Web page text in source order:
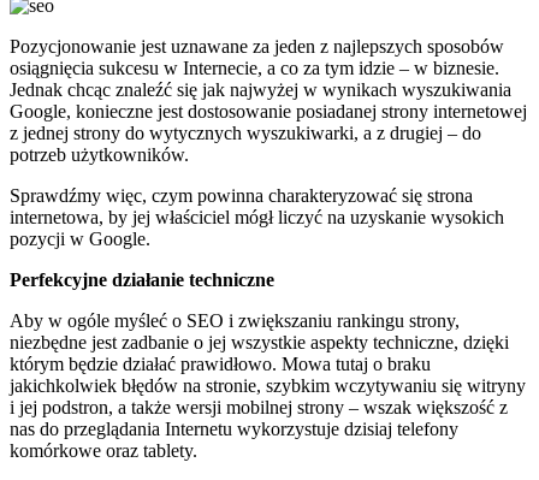
Pozycjonowanie jest uznawane za jeden z najlepszych sposobów
osiągnięcia sukcesu w Internecie, a co za tym idzie – w biznesie.
Jednak chcąc znaleźć się jak najwyżej w wynikach wyszukiwania
Google, konieczne jest dostosowanie posiadanej strony internetowej
z jednej strony do wytycznych wyszukiwarki, a z drugiej – do
potrzeb użytkowników.
Sprawdźmy więc, czym powinna charakteryzować się strona
internetowa, by jej właściciel mógł liczyć na uzyskanie wysokich
pozycji w Google.
Perfekcyjne działanie techniczne
Aby w ogóle myśleć o SEO i zwiększaniu rankingu strony,
niezbędne jest zadbanie o jej wszystkie aspekty techniczne, dzięki
którym będzie działać prawidłowo. Mowa tutaj o braku
jakichkolwiek błędów na stronie, szybkim wczytywaniu się witryny
i jej podstron, a także wersji mobilnej strony – wszak większość z
nas do przeglądania Internetu wykorzystuje dzisiaj telefony
komórkowe oraz tablety.